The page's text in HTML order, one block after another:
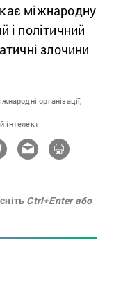
міжнародну
і політичний
злочини
організації,
інтелект
Ctrl+Enter або